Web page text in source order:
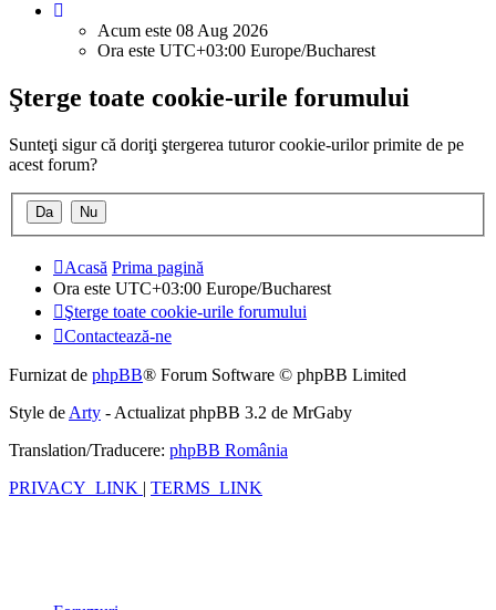
Acum este 08 Aug 2026
Ora este UTC+03:00 Europe/Bucharest
Şterge toate cookie-urile forumului
Sunteţi sigur că doriţi ştergerea tuturor cookie-urilor primite de pe
acest forum?
Acasă Prima pagină
Ora este UTC+03:00 Europe/Bucharest
Şterge toate cookie-urile forumului
Contactează-ne
Furnizat de phpBB® Forum Software © phpBB Limited
Style deArty - Actualizat phpBB 3.2 de MrGaby
Translation/Traducere: phpBB România
PRIVACY_LINK | TERMS_LINK